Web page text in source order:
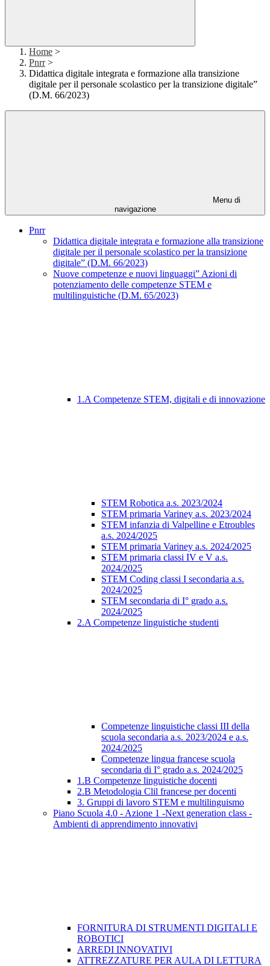
Home >
Pnrr >
Didattica digitale integrata e formazione alla transizione
digitale per il personale scolastico per la transizione digitale”
(D.M. 66/2023)
Menu di
navigazione
Pnrr
Didattica digitale integrata e formazione alla transizione
digitale per il personale scolastico per la transizione
digitale” (D.M. 66/2023)
Nuove competenze e nuovi linguaggi” Azioni di
potenziamento delle competenze STEM e
multilinguistiche (D.M. 65/2023)
1.A Competenze STEM, digitali e di innovazione
STEM Robotica a.s. 2023/2024
STEM primaria Variney a.s. 2023/2024
STEM infanzia di Valpelline e Etroubles
a.s. 2024/2025
STEM primaria Variney a.s. 2024/2025
STEM primaria classi IV e V a.s.
2024/2025
STEM Coding classi I secondaria a.s.
2024/2025
STEM secondaria di I° grado a.s.
2024/2025
2.A Competenze linguistiche studenti
Competenze linguistiche classi III della
scuola secondaria a.s. 2023/2024 e a.s.
2024/2025
Competenze lingua francese scuola
secondaria di I° grado a.s. 2024/2025
1.B Competenze linguistiche docenti
2.B Metodologia Clil francese per docenti
3. Gruppi di lavoro STEM e multilinguismo
Piano Scuola 4.0 - Azione 1 -Next generation class -
Ambienti di apprendimento innovativi
FORNITURA DI STRUMENTI DIGITALI E
ROBOTICI
ARREDI INNOVATIVI
ATTREZZATURE PER AULA DI LETTURA